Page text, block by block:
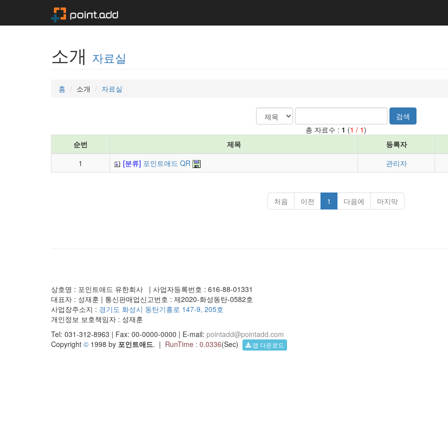
소개 자료실
홈 소개 자료실
검색
총 자료수 : 1 (1 / 1)
순번
제목 등록자
1
[분류] 포인트애드 QR 관리자
처음 이전 1 다음에 마지막
상호명 : 포인트애드 유한회사 | 사업자등록번호 : 616-88-01331
대표자 : 성재훈 | 통신판매업신고번호 : 제2020-화성동탄-0582호
사업장주소지 : 경기도 화성시 동탄기흥로 147-9, 205호
개인정보 보호책임자 : 성재훈
Tel: 031-312-8963 | Fax: 00-0000-0000 | E-mail: pointadd@pointadd.com
Copyright © 1998 by 포인트애드. | RunTime : 0.0336(Sec) 앱 다운로드